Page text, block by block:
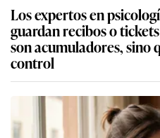
Los expertos en
guardan recibos o
son acumuladores, sino
control